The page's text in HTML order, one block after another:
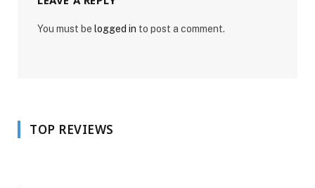
You must be logged in to post a comment.
TOP REVIEWS